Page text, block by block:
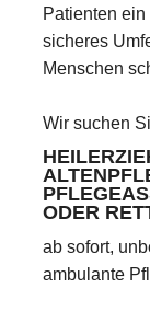
Patienten
sicheres
Menschen
Wir suchen
ODER
ab sofort,
ambulante